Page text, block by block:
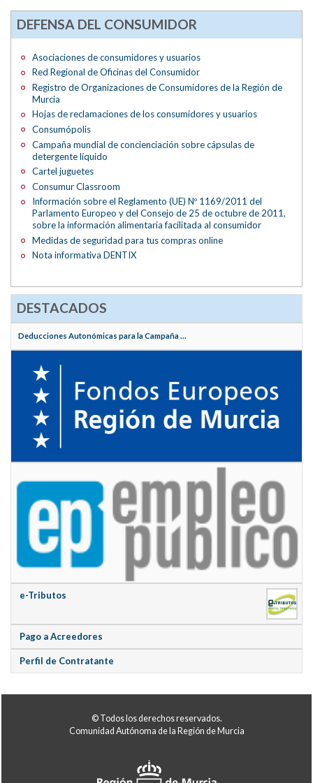
DEFENSA DEL CONSUMIDOR
Asociaciones de consumidores y usuarios
Red Regional de Oficinas del Consumidor
Registro de Organizaciones de Consumidores de la Región de
Murcia
Hojas de reclamaciones de los consumidores y usuarios
Consumópolis
Campaña mundial de concienciación sobre cápsulas de
detergente líquido
Cartel juguetes
Consumur Classroom
Información sobre el Reglamento (UE) Nº 1169/2011 del
Parlamento Europeo y del Consejo de 25 de octubre de 2011,
sobre la información alimentaria facilitada al consumidor
Medidas de seguridad para tus compras online
Nota informativa DENTIX
DESTACADOS
Deducciones Autonómicas para la Campaña ...
e-Tributos
Pago a Acreedores
Perfil de Contratante
© Todos los derechos reservados.
Comunidad Autónoma de la Región de Murcia